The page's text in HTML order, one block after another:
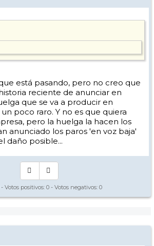
está pasando, pero no creo que
reciente de anunciar en
que se va a producir en
poco raro. Y no es que quiera
pero la huelga la hacen los
anunciado los paros 'en voz baja'
daño posible...
- Votos positivos: 0 - Votos negativos: 0